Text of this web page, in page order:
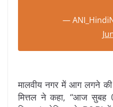
—
मालवीय नगर में आग लगने
मित्तल ने कहा, “आज सुबह